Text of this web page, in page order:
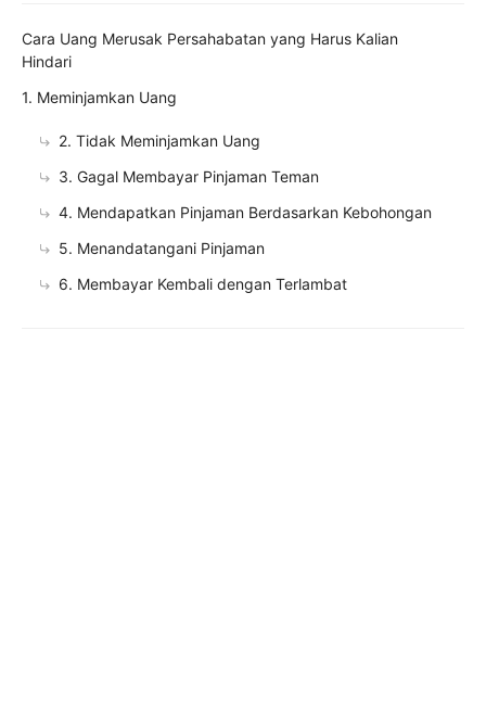
Cara Uang Merusak Persahabatan yang Harus Kalian
Hindari
1. Meminjamkan Uang
2. Tidak Meminjamkan Uang
3. Gagal Membayar Pinjaman Teman
4. Mendapatkan Pinjaman Berdasarkan Kebohongan
5. Menandatangani Pinjaman
6. Membayar Kembali dengan Terlambat